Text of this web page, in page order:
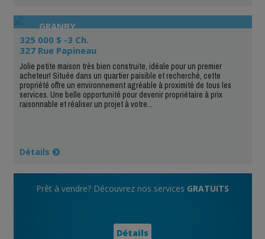
GRANBY
325 000 $ -3 Ch.
327 Rue Papineau
Jolie petite maison très bien construite, idéale pour un premier
acheteur! Située dans un quartier paisible et recherché, cette
propriété offre un environnement agréable à proximité de tous les
services. Une belle opportunité pour devenir propriétaire à prix
raisonnable et réaliser un projet à votre...
Détails
Prêt à vendre? Découvrez nos services GRATUITS
Détails